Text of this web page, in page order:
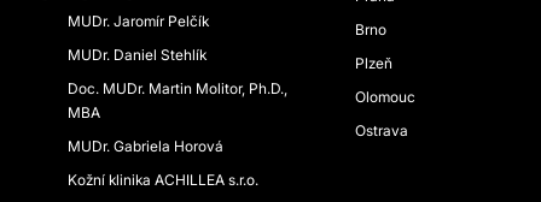
MUDr. Jaromír Pelčík
MUDr. Daniel Stehlík
Doc. MUDr. Martin Molitor, Ph.D.,
MBA
MUDr. Gabriela Horová
Kožní klinika ACHILLEA s.r.o.
Brno
Plzeň
Olomouc
Ostrava